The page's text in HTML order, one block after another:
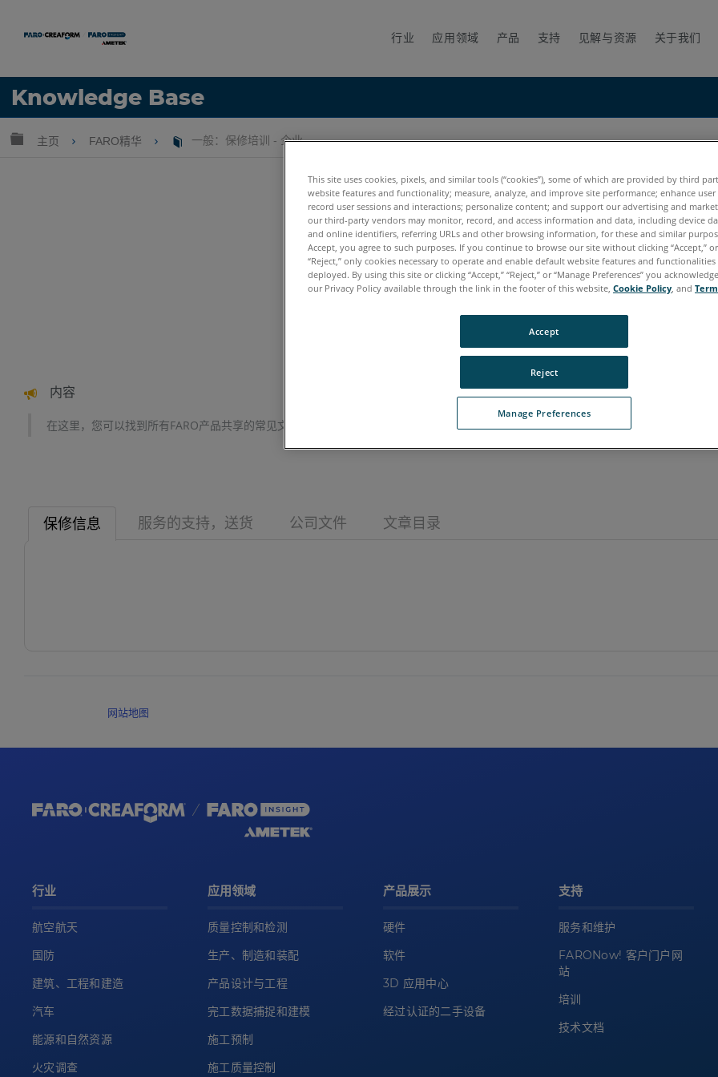
行业 应用领域 产品 支持 见解与资源 关于我们
Knowledge Base
语言
扩展/隐缩全局层次
主页 FARO精华 一般：保修培训 - 企业
一般：保修培训 - 企业
内容
在这里，您可以找到所有FARO产品共享的常见文章，例如服务和支持信息，培训详情，保修和其他公司文件。 有关产品的具体信息，请
保修信息 服务的支持，送货 公司文件 文章目录
网站地图
行业
航空航天
国防
建筑、工程和建造
汽车
能源和自然资源
火灾调查
应用领域
质量控制和检测
生产、制造和装配
产品设计与工程
完工数据捕捉和建模
施工预制
施工质量控制
产品展示
硬件
软件
3D 应用中心
经过认证的二手设备
支持
服务和维护
FARONow! 客户门户网
站
培训
技术文档
This site uses cookies, pixels, and similar tools (“cookies”), some of which are provided by third
website features and functionality; measure, analyze, and improve site performance; enhance user
record user sessions and interactions; personalize content; and support our advertising and
our third-party vendors may monitor, record, and access information and data, including device
and online identifiers, referring URLs and other browsing information, for these and similar
Accept, you agree to such purposes. If you continue to browse our site without clicking “Accept,”
“Reject,” only cookies necessary to operate and enable default website features and
deployed. By using this site or clicking “Accept,” “Reject,” or “Manage Preferences” you
our Privacy Policy available through the link in the footer of this website, Cookie Policy , and
Manage Preferences
Reject
Accept